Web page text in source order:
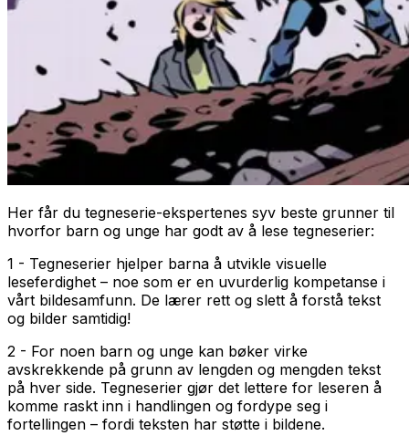
Her får du tegneserie-ekspertenes syv beste grunner til
hvorfor barn og unge har godt av å lese tegneserier:
1 - Tegneserier hjelper barna å utvikle visuelle
leseferdighet – noe som er en uvurderlig kompetanse i
vårt bildesamfunn. De lærer rett og slett å forstå tekst
og bilder samtidig!
2 - For noen barn og unge kan bøker virke
avskrekkende på grunn av lengden og mengden tekst
på hver side. Tegneserier gjør det lettere for leseren å
komme raskt inn i handlingen og fordype seg i
fortellingen – fordi teksten har støtte i bildene.